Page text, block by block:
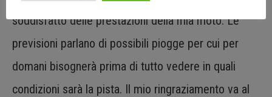
soddisfatto delle prestazioni della mia moto. Le
previsioni parlano di possibili piogge per cui per
domani bisognerà prima di tutto vedere in quali
condizioni sarà la pista. Il mio ringraziamento va al